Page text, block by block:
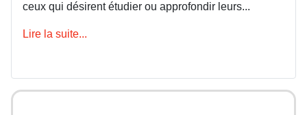
ceux qui désirent étudier ou approfondir leurs...
Lire la suite...